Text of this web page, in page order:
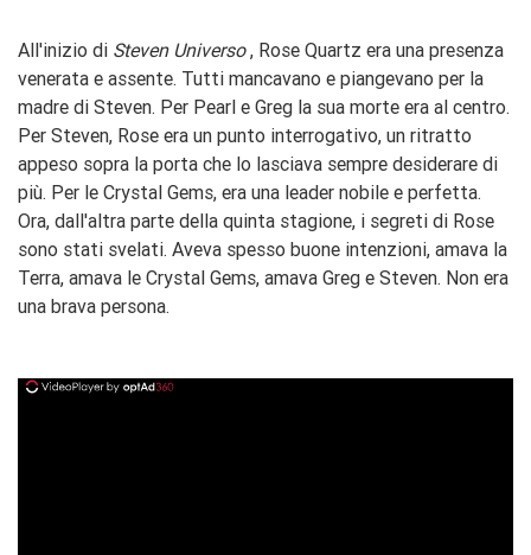
All'inizio di Steven Universo, Rose Quartz era una presenza
venerata e assente. Tutti mancavano e piangevano per la
madre di Steven. Per Pearl e Greg la sua morte era al centro.
Per Steven, Rose era un punto interrogativo, un ritratto
appeso sopra la porta che lo lasciava sempre desiderare di
più. Per le Crystal Gems, era una leader nobile e perfetta.
Ora, dall'altra parte della quinta stagione, i segreti di Rose
sono stati svelati. Aveva spesso buone intenzioni, amava la
Terra, amava le Crystal Gems, amava Greg e Steven. Non era
una brava persona.